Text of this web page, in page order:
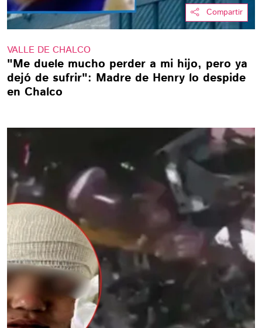
Compartir
VALLE DE CHALCO
"Me duele mucho perder a mi hijo, pero ya
dejó de sufrir": Madre de Henry lo despide
en Chalco